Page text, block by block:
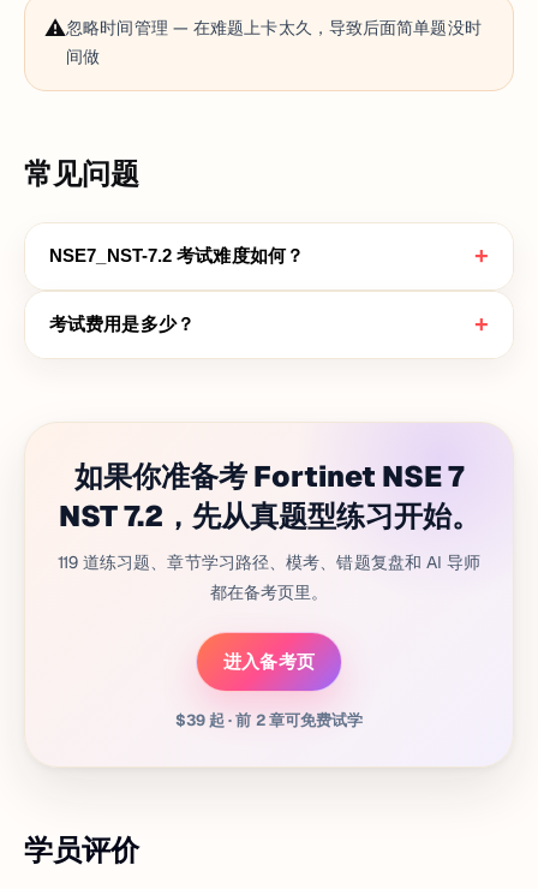
⚠️忽略时间管理 — 在难题上卡太久，导致后面简单题没时
间做
常见问题
NSE7_NST-7.2 考试难度如何？ +
考试费用是多少？ +
如果你准备考 Fortinet NSE 7
NST 7.2，先从真题型练习开始。
119 道练习题、章节学习路径、模考、错题复盘和 AI 导师
都在备考页里。
进入备考页
$39 起 · 前 2 章可免费试学
学员评价